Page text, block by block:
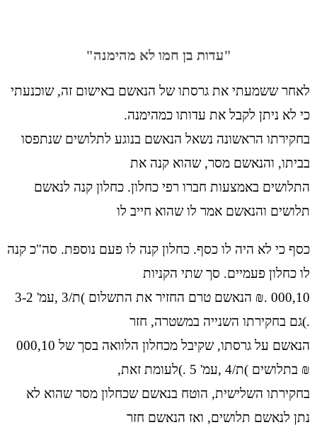
"עדות בן חמו לא מהימנה"
לאחר ששמעתי את גרסתו של הנאשם באישום זה, שוכנעתי
כי לא ניתן לקבל את עדותו כמהימנה.
בחקירתו הראשונה נשאל הנאשם בנוגע לתלושים שנתפסו
בביתו, והנאשם מסר, שהוא קנה את
התלושים באמצעות חברו רפי כחלון. כחלון קנה לנאשם
תלושים והנאשם אמר לו שהוא חייב לו
כסף כי לא היה לו כסף. כחלון קנה לו פעם נוספת. סה"כ קנה
לו כחלון פעמיים. סך שתי הקניות
000,10 .₪ הנאשם טרם החזיר את התשלום )ת/3 ,עמ' 3-2
.)גם בחקירתו השנייה במשטרה, חזר
הנאשם על גרסתו, שקיבל מכחלון הלוואה בסך של 000,10
₪ בתלושים )ת/4 ,עמ' 5 .)לעומת זאת,
בחקירתו השלישית, הוטח בנאשם שכחלון מסר שהוא לא
נתן לנאשם תלושים, ואז הנאשם חזר